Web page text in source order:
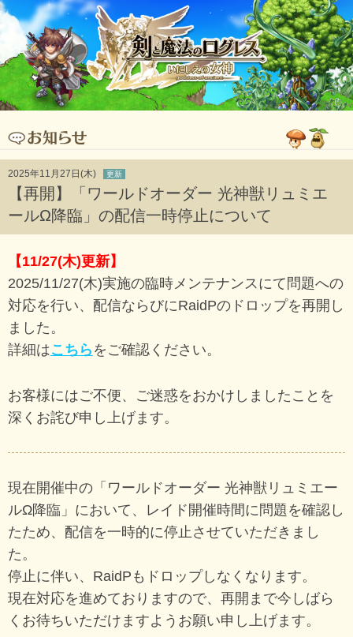
2025年11月27日(木) 更新
【再開】「ワールドオーダー 光神獣リュミエ
ールΩ降臨」の配信一時停止について
【11/27(木)更新】
2025/11/27(木)実施の臨時メンテナンスにて問題への
対応を行い、配信ならびにRaidPのドロップを再開し
ました。
詳細はこちら をご確認ください。
お客様にはご不便、ご迷惑をおかけしましたことを
深くお詫び申し上げます。
現在開催中の「ワールドオーダー 光神獣リュミエー
ルΩ降臨」において、レイド開催時間に問題を確認し
たため、配信を一時的に停止させていただきまし
た。
停止に伴い、RaidPもドロップしなくなります。
現在対応を進めておりますので、再開まで今しばら
くお待ちいただけますようお願い申し上げます。